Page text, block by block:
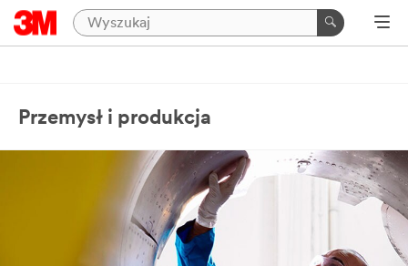
Przemysł i produkcja